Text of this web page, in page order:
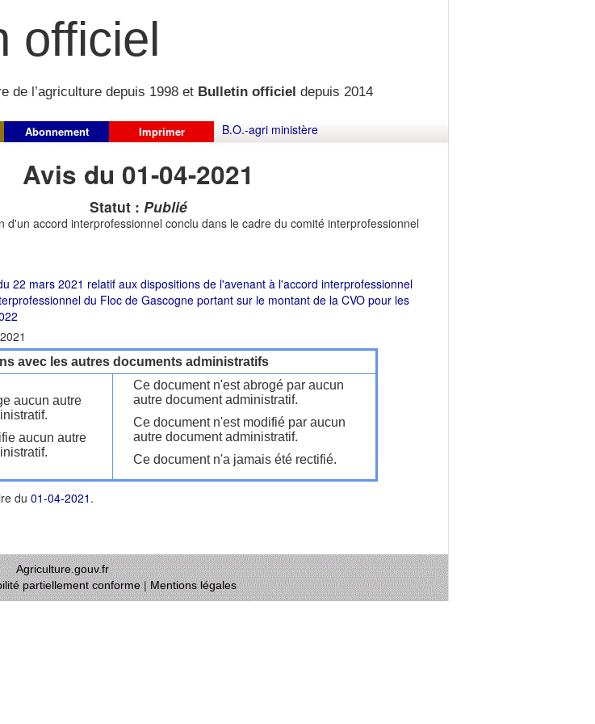
officiel
de l’agriculture depuis 1998 et Bulletin officiel depuis 2014
Abonnement Imprimer B.O.-agri ministère
Avis du 01-04-2021
Statut : Publié
d'un accord interprofessionnel conclu dans le cadre du comité interprofessionnel
22 mars 2021 relatif aux dispositions de l'avenant à l'accord interprofessionnel
du Floc de Gascogne portant sur le montant de la CVO pour les
avec les autres documents administratifs
aucun autre
aucun autre
Ce document n'est abrogé par aucun
autre document administratif.
Ce document n'est modifié par aucun
autre document administratif.
Ce document n'a jamais été rectifié.
du 01-04-2021 .
Agriculture.gouv.fr
partiellement conforme|Mentions légales